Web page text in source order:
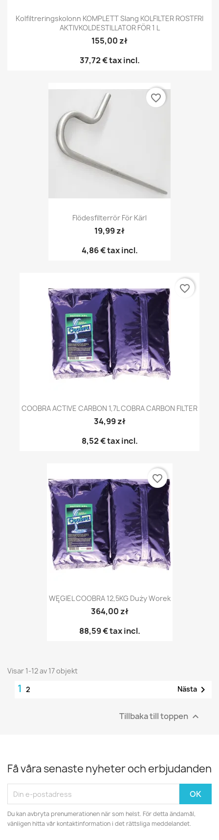
Kolfiltreringskolonn KOMPLETT Slang KOLFILTER ROSTFRI
AKTIVKOLDESTILLATOR FÖR 1 L
155,00 zł
37,72 €tax incl.
Flödesfilterrör För Kärl
19,99 zł
4,86 €tax incl.
favorite_border
COOBRA ACTIVE CARBON 1,7L COBRA CARBON FILTER
34,99 zł
8,52 €tax incl.
favorite_border
WĘGIEL COOBRA 12,5KG Duży Worek
364,00 zł
88,59 €tax incl.
favorite_border
Visar 1-12 av 17 objekt
1 2 Nästa 
Tillbaka till toppen 
Få våra senaste nyheter och erbjudanden
Du kan avbryta prenumerationen när som helst. För detta ändamål,
vänligen hitta vår kontaktinformation i det rättsliga meddelandet.